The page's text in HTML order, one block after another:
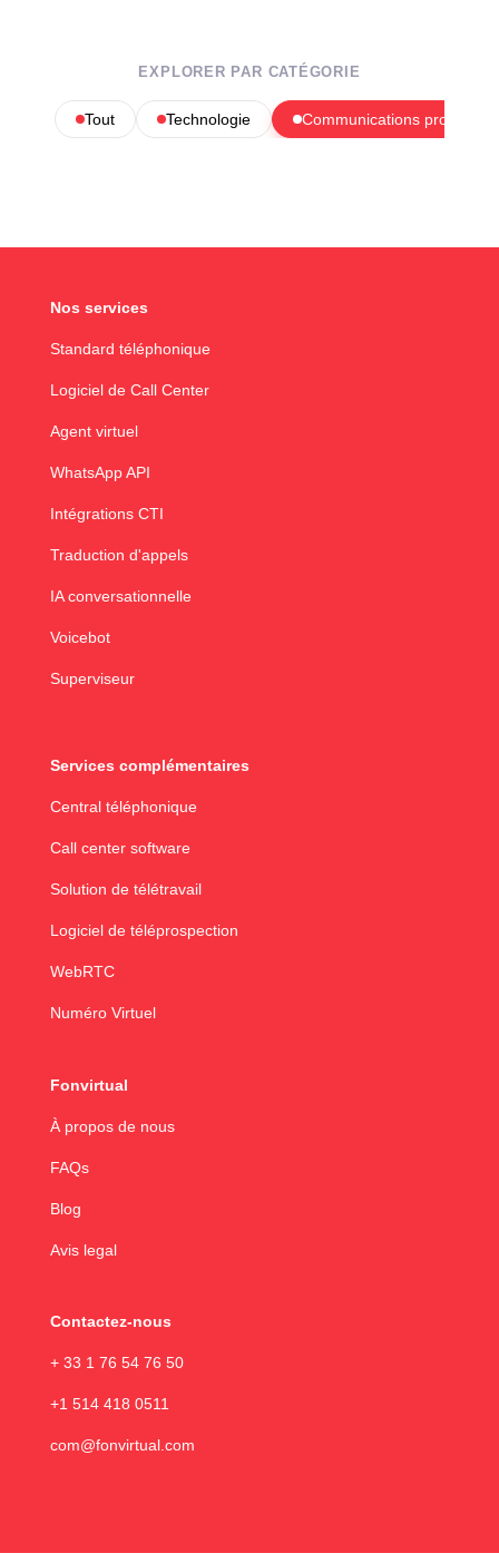
EXPLORER PAR CATÉGORIE
Tout Technologie Communications
Nos services
Standard téléphonique
Logiciel de Call Center
Agent virtuel
WhatsApp API
Intégrations CTI
Traduction d'appels
IA conversationnelle
Voicebot
Superviseur
Services complémentaires
Central téléphonique
Call center software
Solution de télétravail
Logiciel de téléprospection
WebRTC
Numéro Virtuel
Fonvirtual
À propos de nous
FAQs
Blog
Avis legal
Contactez-nous
+ 33 1 76 54 76 50
+1 514 418 0511
com@fonvirtual.com